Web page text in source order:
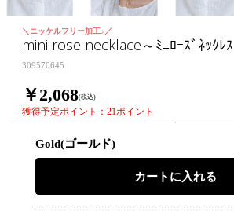
＼ニッケルフリー加工♪／
mini rose necklace～ﾐﾆﾛｰｽﾞﾈｯｸﾚｽ
309570645
￥2,068(税込)
獲得予定ポイント：21ポイント
Gold(ゴールド)